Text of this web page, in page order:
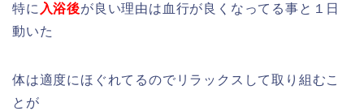
特に 入浴後が良い理由は血行が良くなってる事と１日
動いた
体は適度にほぐれてるのでリラックスして取り組むこ
とが